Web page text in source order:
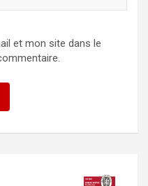
et mon site dans le